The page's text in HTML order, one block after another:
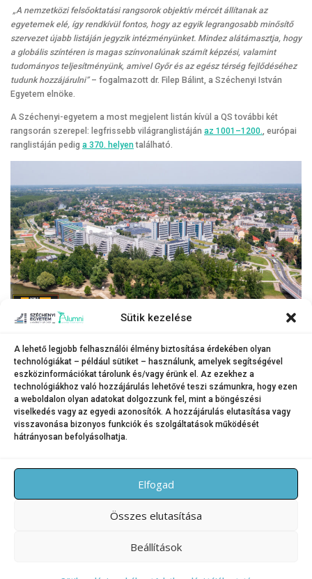
Sütik kezelése
A lehető legjobb felhasználói élmény biztosítása érdekében olyan
technológiákat – például sütiket – használunk, amelyek segítségével
eszközinformációkat tárolunk és/vagy érünk el. Az ezekhez a
technológiákhoz való hozzájárulás lehetővé teszi számunkra, hogy ezen
a weboldalon olyan adatokat dolgozzunk fel, mint a böngészési
viselkedés vagy az egyedi azonosítók. A hozzájárulás elutasítása vagy
visszavonása bizonyos funkciók és szolgáltatások működését
hátrányosan befolyásolhatja.
Elfogad
Összes elutasítása
Beállítások
„A nemzetközi felsőoktatási rangsorok objektív mércét állítanak az
egyetemek elé, így rendkívül fontos, hogy az egyik legrangosabb minősítő
szervezet újabb listáján jegyzik intézményünket. Mindez alátámasztja, hogy
a globális színtéren is magas színvonalúnak számít képzési, valamint
tudományos teljesítményünk, amivel Győr és az egész térség fejlődéséhez
tudunk hozzájárulni”– fogalmazott dr. Filep Bálint, a Széchenyi István
Egyetem elnöke.
A Széchenyi-egyetem a most megjelent listán kívül a QS további két
rangsorán szerepel: legfrissebb világranglistáján az 1001–1200., európai
ranglistáján pedig a 370. helyentalálható.
A Széchenyi István Egyetem győri campusa – az intézmény sokat tesz a
fenntarthatóságért.
(Fotó: Korcz Miklós Máté)
KATEGÓRIA:HÍREK